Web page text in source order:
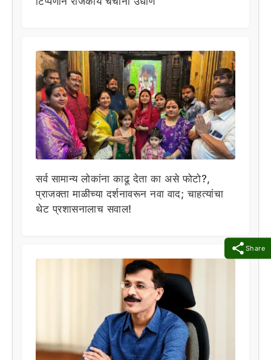
Share
सर्व सामान्य लोकांना काढू देता का असे फोटो?,
प्राजक्ता माळीच्या दर्शनावरून नवा वाद; चाहत्यांचा
थेट प्रशासनालाच सवाल!